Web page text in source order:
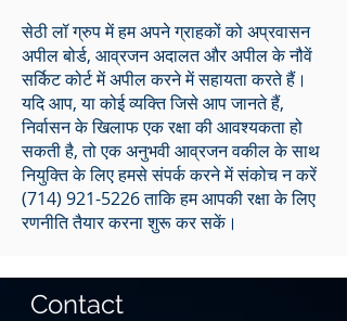
सेठी लॉ ग्रुप में हम अपने ग्राहकों को अप्रवासन
अपील बोर्ड, आव्रजन अदालत और अपील के नौवें
सर्किट कोर्ट में अपील करने में सहायता करते हैं।
यदि आप, या कोई व्यक्ति जिसे आप जानते हैं,
निर्वासन के खिलाफ एक रक्षा की आवश्यकता हो
सकती है, तो एक अनुभवी आव्रजन वकील के साथ
नियुक्ति के लिए हमसे संपर्क करने में संकोच न करें
(714) 921-5226ताकि हम आपकी रक्षा के लिए
रणनीति तैयार करना शुरू कर सकें।
Contact